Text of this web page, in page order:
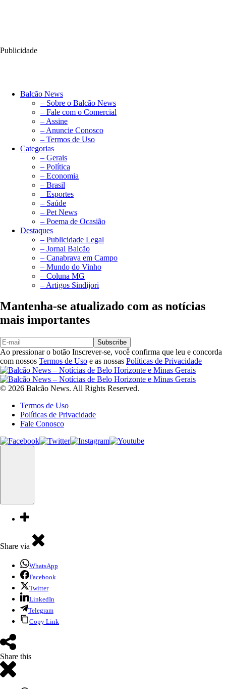
Publicidade
Balcão News
– Sobre o Balcão News
– Fale com o Comercial
– Assine
– Anuncie Conosco
– Termos de Uso
Categorias
– Gerais
– Política
– Economia
– Brasil
– Esportes
– Saúde
– Pet News
– Poema de Ocasião
Destaques
– Publicidade Legal
– Jornal Balcão
– Canabrava em Campo
– Mundo do Vinho
– Coluna MG
– Artigos Sindijori
Mantenha-se atualizado com as notícias
mais importantes
Subscribe
Ao pressionar o botão Inscrever-se, você confirma que leu e concorda
com nossos Termos de Uso e as nossas Políticas de Privacidade
© 2026 Balcão News. All Rights Reserved.
Termos de Uso
Políticas de Privacidade
Fale Conosco
Share via
WhatsApp
Facebook
Twitter
LinkedIn
Telegram
Copy Link
Share this